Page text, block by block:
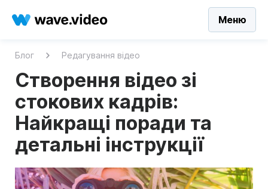
Меню
Блог Редагування відео
Створення відео зі
стокових кадрів:
Найкращі поради та
детальні інструкції